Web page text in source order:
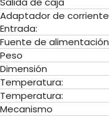
Adaptador de corriente
Entrada:
Fuente de alimentación
Peso
Dimensión
Temperatura:
Temperatura:
Mecanismo